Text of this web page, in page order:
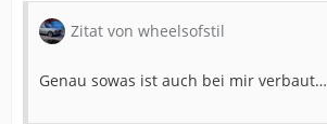
Zitat von wheelsofstil
Genau sowas ist auch bei mir verbaut…